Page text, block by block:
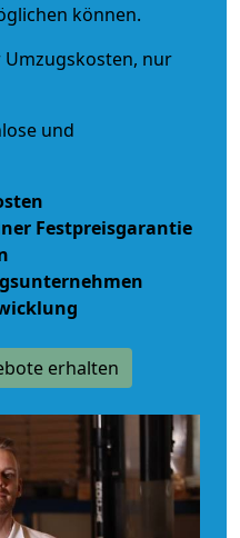
können.
Umzugskosten, nur
und
Festpreisgarantie
erhalten